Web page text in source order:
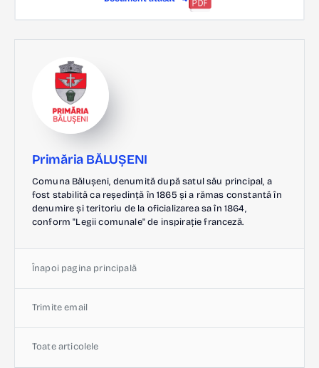
Primăria BĂLUȘENI
Comuna Bălușeni, denumită după satul său principal, a
fost stabilită ca reședință în 1865 și a rămas constantă în
denumire și teritoriu de la oficializarea sa în 1864,
conform "Legii comunale" de inspirație franceză.
Înapoi pagina principală
Trimite email
Toate articolele